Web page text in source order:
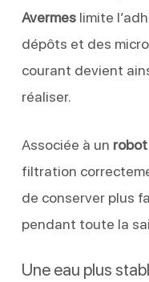
Avermeslimite
dépôts et des
courant devient
réaliser.
Associée à un
filtration
de conserver plus
pendant toute la
Une eau plus